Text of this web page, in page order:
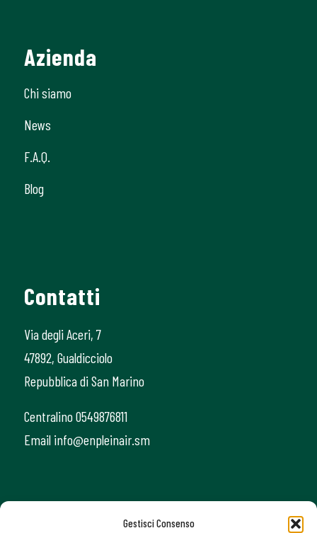
Gestisci Consenso
Azienda
Chi siamo
News
F.A.Q.
Blog
Contatti
Via degli Aceri, 7
47892, Gualdicciolo
Repubblica di San Marino
Centralino 0549876811
Email info@enpleinair.sm